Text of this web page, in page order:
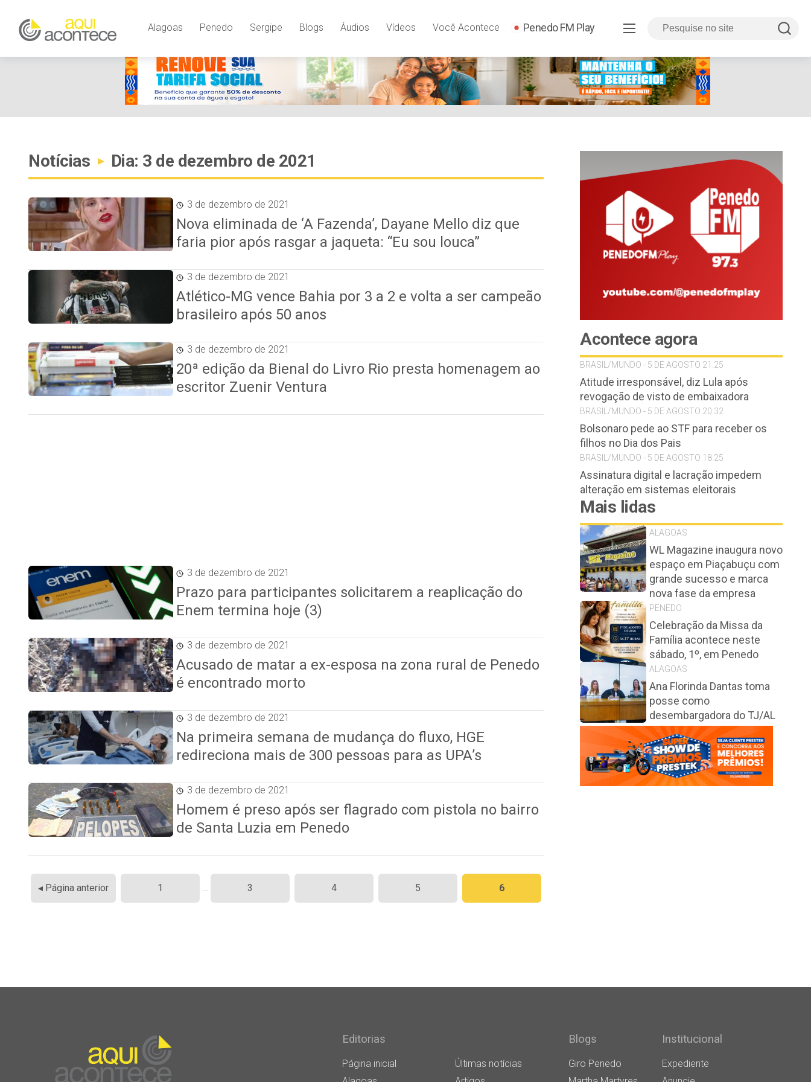
Alagoas Penedo Sergipe Blogs Áudios Vídeos Você Acontece Penedo FM Play
Notícias ▸ Dia: 3 de dezembro de 2021
3 de dezembro de 2021
Nova eliminada de ‘A Fazenda’, Dayane Mello diz que
faria pior após rasgar a jaqueta: “Eu sou louca”
3 de dezembro de 2021
Atlético-MG vence Bahia por 3 a 2 e volta a ser campeão
brasileiro após 50 anos
3 de dezembro de 2021
20ª edição da Bienal do Livro Rio presta homenagem ao
escritor Zuenir Ventura
3 de dezembro de 2021
Prazo para participantes solicitarem a reaplicação do
Enem termina hoje (3)
3 de dezembro de 2021
Acusado de matar a ex-esposa na zona rural de Penedo
é encontrado morto
3 de dezembro de 2021
Na primeira semana de mudança do fluxo, HGE
redireciona mais de 300 pessoas para as UPA’s
3 de dezembro de 2021
Homem é preso após ser flagrado com pistola no bairro
de Santa Luzia em Penedo
Paginação
de
◂ Página anterior 1 … 3 4 5 6
Acontece agora
BRASIL/MUNDO - 5 DE AGOSTO 21:25
Atitude irresponsável, diz Lula após
revogação de visto de embaixadora
BRASIL/MUNDO - 5 DE AGOSTO 20:32
Bolsonaro pede ao STF para receber os
filhos no Dia dos Pais
BRASIL/MUNDO - 5 DE AGOSTO 18:25
Assinatura digital e lacração impedem
alteração em sistemas eleitorais
Mais lidas
ALAGOAS
WL Magazine inaugura novo
espaço em Piaçabuçu com
grande sucesso e marca
nova fase da empresa
PENEDO
Celebração da Missa da
Família acontece neste
sábado, 1º, em Penedo
ALAGOAS
Ana Florinda Dantas toma
posse como
desembargadora do TJ/AL
Editorias
Página inicial
Últimas notícias
Blogs
Giro Penedo
Institucional
Expediente